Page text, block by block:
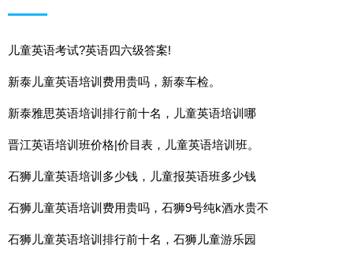
儿童英语考试?英语四六级答案!
新泰儿童英语培训费用贵吗，新泰车检。
新泰雅思英语培训排行前十名，儿童英语培训哪
晋江英语培训班价格|价目表，儿童英语培训班。
石狮儿童英语培训多少钱，儿童报英语班多少钱
石狮儿童英语培训费用贵吗，石狮9号纯k酒水贵不
石狮儿童英语培训排行前十名，石狮儿童游乐园